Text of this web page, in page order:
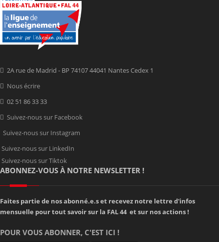
2A rue de Madrid - BP 74107 44041 Nantes Cedex 1
Nous écrire
02 51 86 33 33
Suivez-nous sur Facebook
Suivez-nous sur Instagram
Suivez-nous sur LinkedIn
Suivez-nous sur Tiktok
ABONNEZ-VOUS À NOTRE NEWSLETTER !
Faites partie de nos abonné.e.s et recevez notre lettre d'infos
mensuelle pour tout savoir sur la FAL 44 et sur nos actions !
POUR VOUS ABONNER, C'EST ICI !